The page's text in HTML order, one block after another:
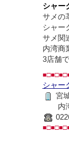
シャー
サメの
シャー
サメ関
内湾商
3店舗
シャー
宮
内湾